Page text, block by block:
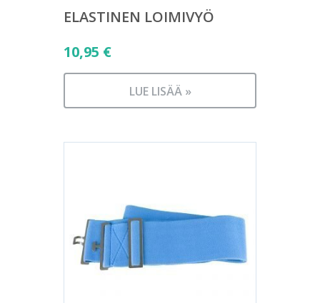
ELASTINEN LOIMIVYÖ
10,95 €
LUE LISÄÄ »